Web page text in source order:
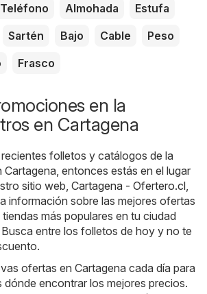
Teléfono Almohada
Estufa
Sartén Bajo Cable
Peso
Frasco
en la
en Cartagena
folletos y catálogos de la
entonces estás en el lugar
sitio web, Cartagena - Ofertero.cl
información sobre las mejores ofertas
más populares en tu ciudad
Busca entre los folletos de hoy y no te
ofertas en Cartagena cada día para
dónde encontrar los mejores precios.